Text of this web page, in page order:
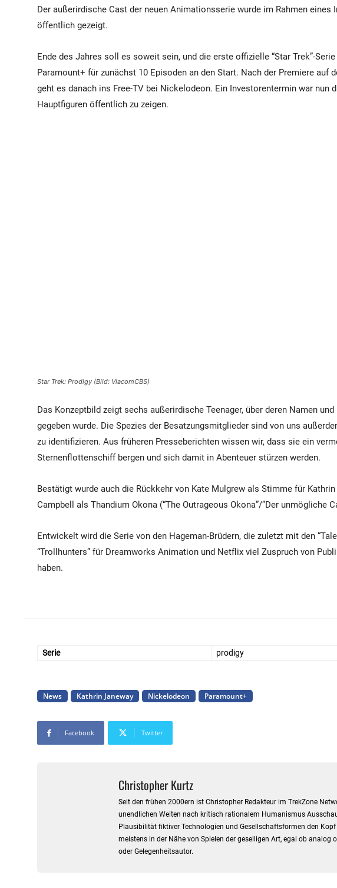
Der außerirdische Cast der neuen Animationsserie wurde im Rahmen
öffentlich gezeigt.
Ende des Jahres soll es soweit sein, und die erste offizielle “Star Trek”-
Paramount+ für zunächst 10 Episoden an den Start. Nach der Premiere auf
geht es danach ins Free-TV bei Nickelodeon. Ein Investorentermin war nun
Hauptfiguren öffentlich zu zeigen.
Star Trek: Prodigy (Bild: ViacomCBS)
Das Konzeptbild zeigt sechs außerirdische Teenager, über deren Namen
gegeben wurde. Die Spezies der Besatzungsmitglieder sind von uns
zu identifizieren. Aus früheren Presseberichten wissen wir, dass sie ein
Sternenflottenschiff bergen und sich damit in Abenteuer stürzen werden.
Bestätigt wurde auch die Rückkehr von Kate Mulgrew als Stimme für
Campbell als Thandium Okona (“The Outrageous Okona”/”Der unmögliche
Entwickelt wird die Serie von den Hageman-Brüdern, die zuletzt mit den
“Trollhunters” für Dreamworks Animation und Netflix viel Zuspruch von
haben.
Serie prodigy
News Kathrin Janeway Nickelodeon Paramount+
Facebook Twitter
Christopher Kurtz
Seit den frühen 2000ern ist Christopher Redakteur im TrekZone
unendlichen Weiten nach kritisch rationalem Humanismus
Plausibilität fiktiver Technologien und Gesellschaftsformen den
meistens in der Nähe von Spielen der geselligen Art, egal ob analog
oder Gelegenheitsautor.